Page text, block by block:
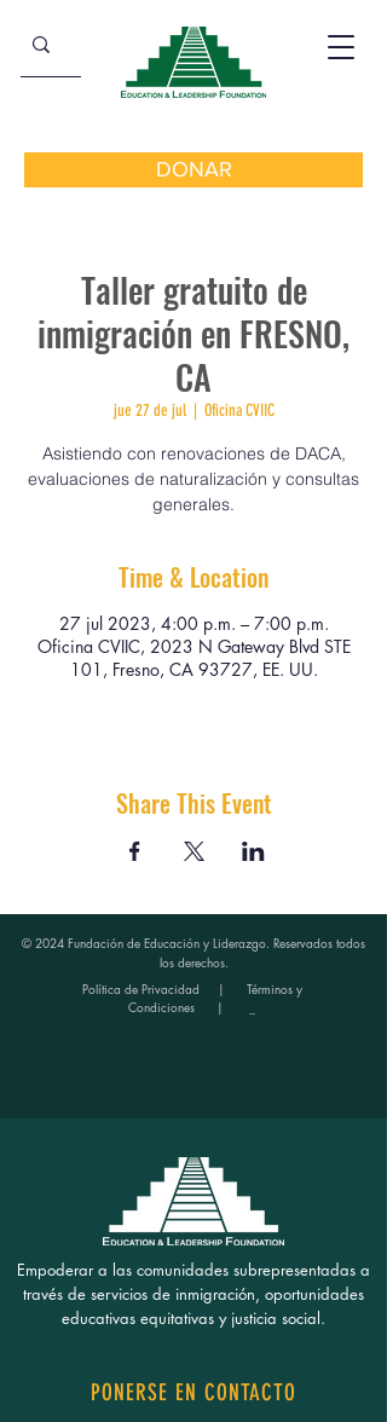
DONAR
Taller gratuito de
inmigración en FRESNO,
CA
jue 27 de jul
  |
Oficina CVIIC
Asistiendo con renovaciones de DACA,
evaluaciones de naturalización y consultas
generales.
Time & Location
27 jul 2023, 4:00 p.m. – 7:00 p.m.
Oficina CVIIC, 2023 N Gateway Blvd STE
101, Fresno, CA 93727, EE. UU.
Share This Event
© 2024 Fundación de Educación y Liderazgo. Reservados todos
los derechos.
Política de Privacidad
| Términos y
Condiciones | _
Empoderar a las comunidades subrepresentadas a
través de servicios de inmigración, oportunidades
educativas equitativas y justicia social.
PONERSE EN CONTACTO